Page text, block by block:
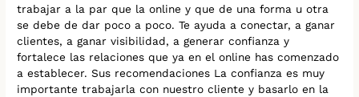
trabajar a la par que la online y que de una forma u otra
se debe de dar poco a poco. Te ayuda a conectar, a ganar
clientes, a ganar visibilidad, a generar confianza y
fortalece las relaciones que ya en el online has comenzado
a establecer. Sus recomendaciones La confianza es muy
importante trabajarla con nuestro cliente y basarlo en la